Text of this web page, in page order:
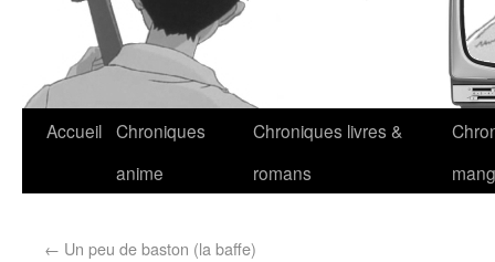
Accueil Chroniques
anime
Chroniques livres &
romans
← Un peu de baston (la baffe)